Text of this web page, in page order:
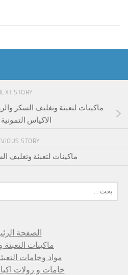
STORY
ماكينات لتعبئة وتغليف السكر
الاكياس
STORY
ماكينات لتعبئة وتغليف
عن:
الصفحة
ماكينات التعبئة
مواد وخامات
خامات و رولات